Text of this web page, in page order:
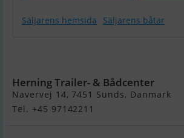
Säljarens hemsida Säljarens båtar
Herning Trailer- & Bådcenter
Navervej 14, 7451 Sunds, Danmark
Tel. +45 97142211